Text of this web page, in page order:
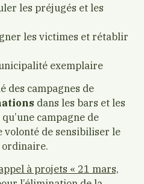
les préjugés et les
les victimes et rétablir
exemplaire
des campagnes de
dans les bars et les
campagne de
volonté de sensibiliser le
ordinaire.
à projets « 21 mars,